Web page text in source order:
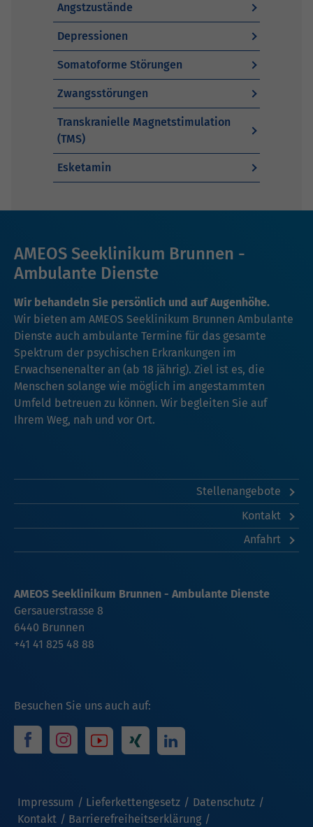
Angstzustände
Depressionen
Somatoforme Störungen
Zwangsstörungen
Transkranielle Magnetstimulation
(TMS)
Esketamin
AMEOS Seeklinikum Brunnen -
Ambulante Dienste
Wir behandeln Sie persönlich und auf Augenhöhe.
Wir bieten am AMEOS Seeklinikum Brunnen Ambulante
Dienste auch ambulante Termine für das gesamte
Spektrum der psychischen Erkrankungen im
Erwachsenenalter an (ab 18 jährig). Ziel ist es, die
Menschen solange wie möglich im angestammten
Umfeld betreuen zu können. Wir begleiten Sie auf
Ihrem Weg, nah und vor Ort.
Stellenangebote
Kontakt
Anfahrt
Besuchen Sie uns auch auf:
Impressum Lieferkettengesetz
Datenschutz
Kontakt
Barrierefreiheitserklärung
AMEOS Seeklinikum Brunnen - Ambulante Dienste
Gersauerstrasse 8
6440 Brunnen
+41 41 825 48 88